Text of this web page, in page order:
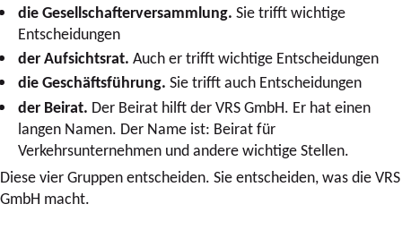
die Gesellschafterversammlung. Sie trifft wichtige
Entscheidungen
der Aufsichtsrat. Auch er trifft wichtige Entscheidungen
die Geschäftsführung. Sie trifft auch Entscheidungen
der Beirat. Der Beirat hilft der VRS GmbH. Er hat einen
langen Namen. Der Name ist: Beirat für
Verkehrsunternehmen und andere wichtige Stellen.
Diese vier Gruppen entscheiden. Sie entscheiden, was die VRS
GmbH macht.